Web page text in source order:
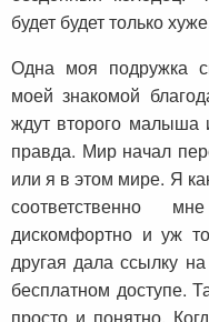
будет будет только
Одна моя подружка
моей знакомой
ждут второго малыша
правда. Мир начал
или я в этом мире. Я
соответственно
дискомфортно и уж
другая дала ссылку
бесплатном доступе.